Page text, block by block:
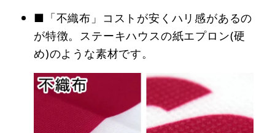
■「不織布」コストが安くハリ感があるの
が特徴。ステーキハウスの紙エプロン(硬
め)のような素材です。